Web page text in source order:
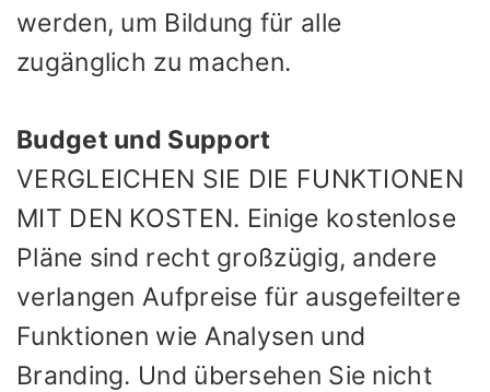
werden, um Bildung für alle
zugänglich zu machen.
Budget und Support
VERGLEICHEN SIE DIE FUNKTIONEN
MIT DEN KOSTEN. Einige kostenlose
Pläne sind recht großzügig, andere
verlangen Aufpreise für ausgefeiltere
Funktionen wie Analysen und
Branding. Und übersehen Sie nicht